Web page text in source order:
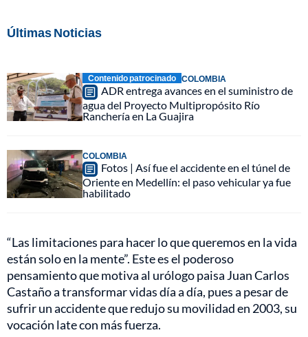
Últimas Noticias
Contenido patrocinado COLOMBIA
ADR entrega avances en el suministro de
agua del Proyecto Multipropósito Río
Ranchería en La Guajira
COLOMBIA
Fotos | Así fue el accidente en el túnel de
Oriente en Medellín: el paso vehicular ya fue
habilitado
“Las limitaciones para hacer lo que queremos en la vida
están solo en la mente”. Este es el poderoso
pensamiento que motiva al urólogo paisa Juan Carlos
Castaño a transformar vidas día a día, pues a pesar de
sufrir un accidente que redujo su movilidad en 2003, su
vocación late con más fuerza.